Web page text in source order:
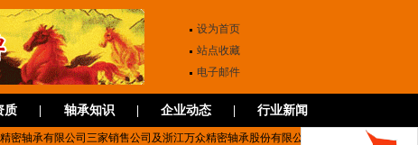
设为首页
站点收藏
电子邮件
质 轴承知识 企业动态 行业新闻
承有限公司三家销售公司及浙江万众精密轴承股份有限公司国家级高新技术